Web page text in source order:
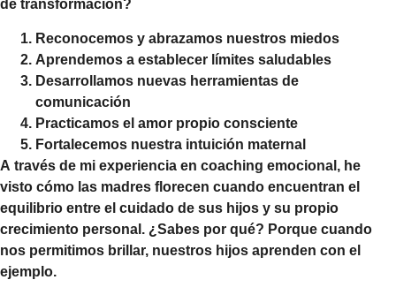
de transformación?
Reconocemos y abrazamos nuestros miedos
Aprendemos a establecer límites saludables
Desarrollamos nuevas herramientas de
comunicación
Practicamos el amor propio consciente
Fortalecemos nuestra intuición maternal
A través de mi experiencia en coaching emocional , he
visto cómo las madres florecen cuando encuentran el
equilibrio entre el cuidado de sus hijos y su propio
crecimiento personal. ¿Sabes por qué? Porque cuando
nos permitimos brillar, nuestros hijos aprenden con el
ejemplo.